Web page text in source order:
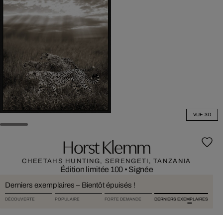
VUE 3D
Horst Klemm
CHEETAHS HUNTING, SERENGETI, TANZANIA
Édition limitée 100 • Signée
Derniers exemplaires – Bientôt épuisés !
DÉCOUVERTE POPULAIRE FORTE DEMANDE DERNIERS EXEMPLAIRES